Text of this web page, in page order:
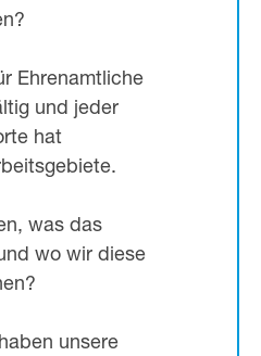
Ehrenamtliche
und jeder
hat
was das
wo wir diese
unsere